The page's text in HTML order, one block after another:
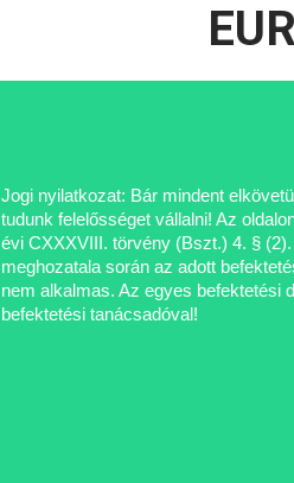
Jogi nyilatkozat: Bár mindent
tudunk felelősséget vállalni! Az
évi CXXXVIII. törvény (Bszt.) 4. §
meghozatala során az adott
nem alkalmas. Az egyes befektetési
befektetési tanácsadóval!